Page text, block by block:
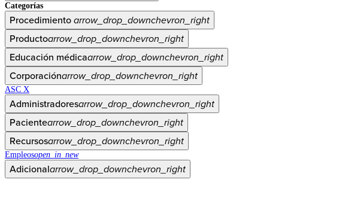
Categorías
Procedimientoarrow_drop_downchevron_right
Productoarrow_drop_downchevron_right
Educación médicaarrow_drop_downchevron_right
Corporaciónarrow_drop_downchevron_right
ASC X
Administradoresarrow_drop_downchevron_right
Pacientearrow_drop_downchevron_right
Recursosarrow_drop_downchevron_right
Empleosopen_in_new
Adicionalarrow_drop_downchevron_right